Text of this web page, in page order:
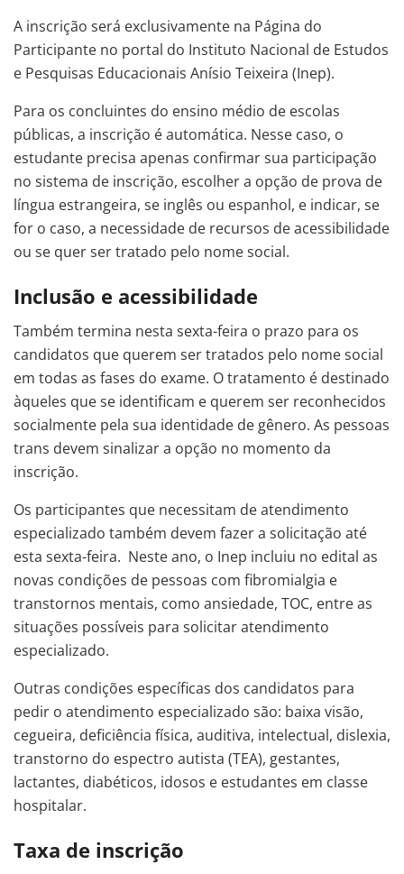
A inscrição será exclusivamente na Página do
Participante no portal do Instituto Nacional de Estudos
e Pesquisas Educacionais Anísio Teixeira (Inep).
Para os concluintes do ensino médio de escolas
públicas, a inscrição é automática. Nesse caso, o
estudante precisa apenas confirmar sua participação
no sistema de inscrição, escolher a opção de prova de
língua estrangeira, se inglês ou espanhol, e indicar, se
for o caso, a necessidade de recursos de acessibilidade
ou se quer ser tratado pelo nome social.
Inclusão e acessibilidade
Também termina nesta sexta-feira o prazo para os
candidatos que querem ser tratados pelo nome social
em todas as fases do exame. O tratamento é destinado
àqueles que se identificam e querem ser reconhecidos
socialmente pela sua identidade de gênero. As pessoas
trans devem sinalizar a opção no momento da
inscrição.
Os participantes que necessitam de atendimento
especializado também devem fazer a solicitação até
esta sexta-feira. Neste ano, o Inep incluiu no edital as
novas condições de pessoas com fibromialgia e
transtornos mentais, como ansiedade, TOC, entre as
situações possíveis para solicitar atendimento
especializado.
Outras condições específicas dos candidatos para
pedir o atendimento especializado são: baixa visão,
cegueira, deficiência física, auditiva, intelectual, dislexia,
transtorno do espectro autista (TEA), gestantes,
lactantes, diabéticos, idosos e estudantes em classe
hospitalar.
Taxa de inscrição